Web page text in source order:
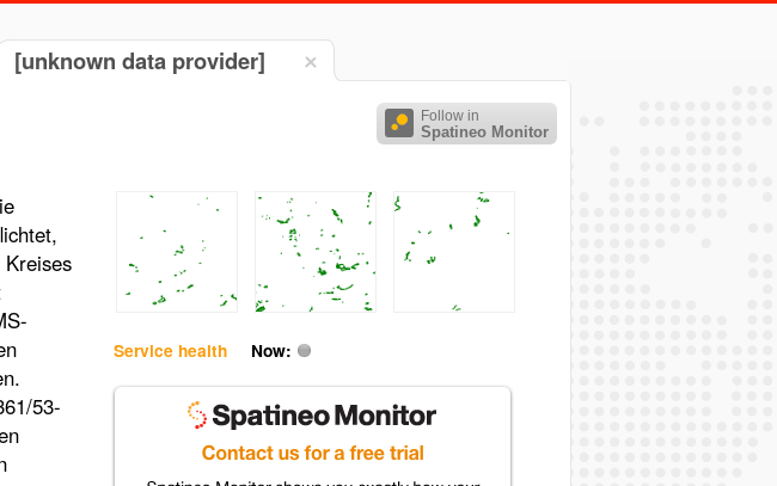
[unknown data provider]
Follow in
Spatineo Monitor
Service health Now:
53-